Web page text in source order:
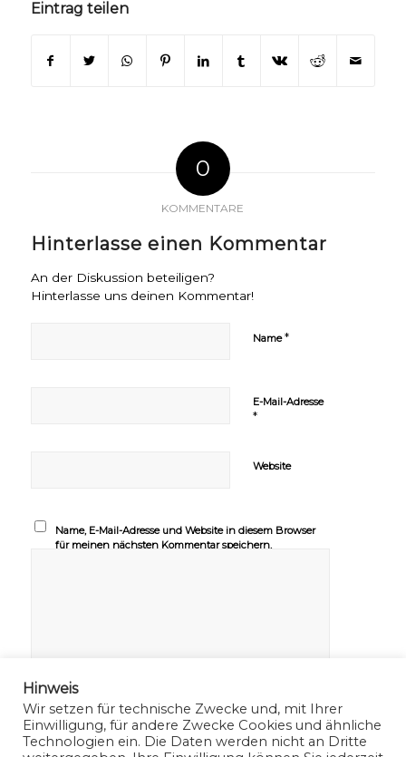
Eintrag teilen
0
KOMMENTARE
Hinterlasse einen Kommentar
An der Diskussion beteiligen?
Hinterlasse uns deinen Kommentar!
Name*
E-Mail-Adresse
*
Website
Name, E-Mail-Adresse und Website in diesem Browser
für meinen nächsten Kommentar speichern.
Hinweis
Wir setzen für technische Zwecke und, mit Ihrer
Einwilligung, für andere Zwecke Cookies und ähnliche
Technologien ein. Die Daten werden nicht an Dritte